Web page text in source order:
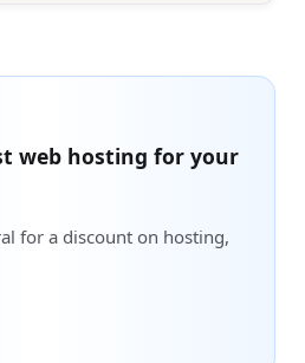
web hosting for your
for a discount on hosting,